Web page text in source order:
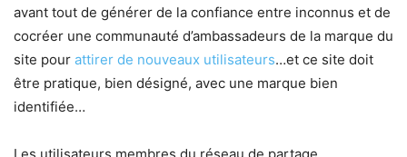
avant tout de générer de la confiance entre inconnus et de
cocréer une communauté d’ambassadeurs de la marque du
site pour attirer de nouveaux utilisateurs…et ce site doit
être pratique, bien désigné, avec une marque bien
identifiée…